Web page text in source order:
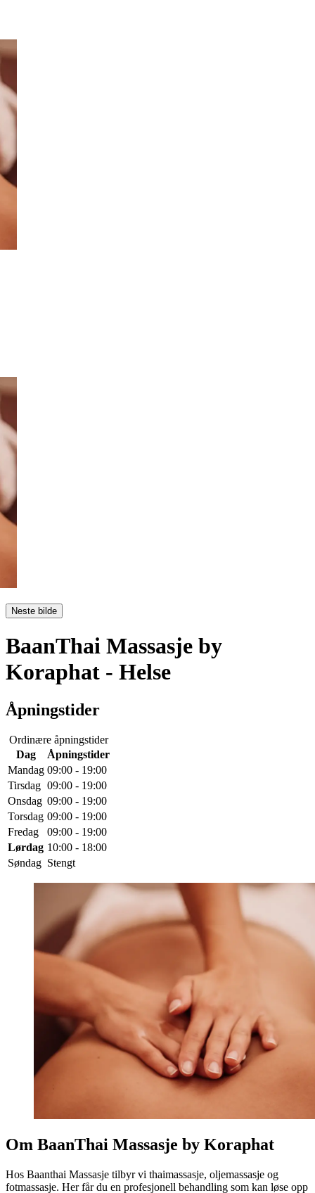
Neste bilde
BaanThai Massasje by
Koraphat - Helse
Åpningstider
Ordinære åpningstider
Dag
Åpningstider
Mandag 09:00 - 19:00
Tirsdag 09:00 - 19:00
Onsdag 09:00 - 19:00
Torsdag 09:00 - 19:00
Fredag
09:00 - 19:00
Lørdag 10:00 - 18:00
Søndag Stengt
Om BaanThai Massasje by Koraphat
Hos Baanthai Massasje tilbyr vi thaimassasje, oljemassasje og
fotmassasje. Her får du en profesjonell behandling som kan løse opp